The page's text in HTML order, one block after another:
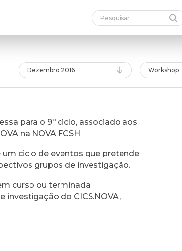
Dezembro 2016 Workshop
para o 9º ciclo, associado aos
na NOVA FCSH
um ciclo de eventos que pretende
grupos de investigação.
curso ou terminada
investigação do CICS.NOVA,